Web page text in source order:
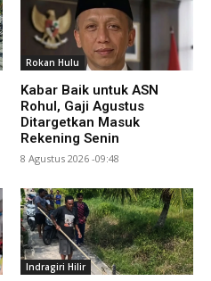
Rokan Hulu
Kabar Baik untuk ASN
Rohul, Gaji Agustus
Ditargetkan Masuk
Rekening Senin
8 Agustus 2026 -09:48
Indragiri Hilir